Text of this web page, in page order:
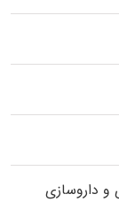
و داروسازی